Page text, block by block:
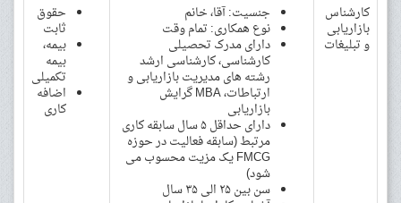
کارشناس
بازاریابی
و تبلیغات
جنسیت: آقا، خانم
نوع همکاری: تمام وقت
دارای مدرک تحصیلی
کارشناسی، کارشناسی ارشد
رشته های مدیریت بازاریابی و
ارتباطات، MBA گرایش
بازاریابی
دارای حداقل ۵ سال سابقه کاری
مرتبط (سابقه فعالیت در حوزه
FMCG یک مزیت محسوب می
شود)
سن بین ۲۵ الی ۳۵ سال
حقوق
ثابت
بیمه،
بیمه
تکمیلی
اضافه
کاری